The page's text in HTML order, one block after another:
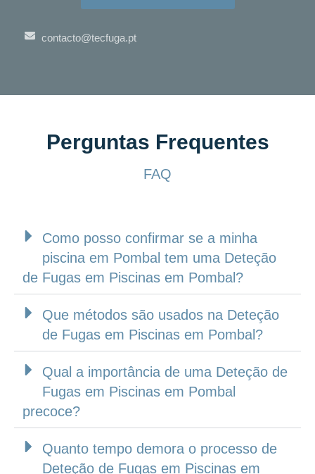
contacto@tecfuga.pt
Perguntas Frequentes
FAQ
Como posso confirmar se a minha
piscina em Pombal tem uma Deteção
de Fugas em Piscinas em Pombal?
Que métodos são usados na Deteção
de Fugas em Piscinas em Pombal?
Qual a importância de uma Deteção de
Fugas em Piscinas em Pombal
precoce?
Quanto tempo demora o processo de
Deteção de Fugas em Piscinas em